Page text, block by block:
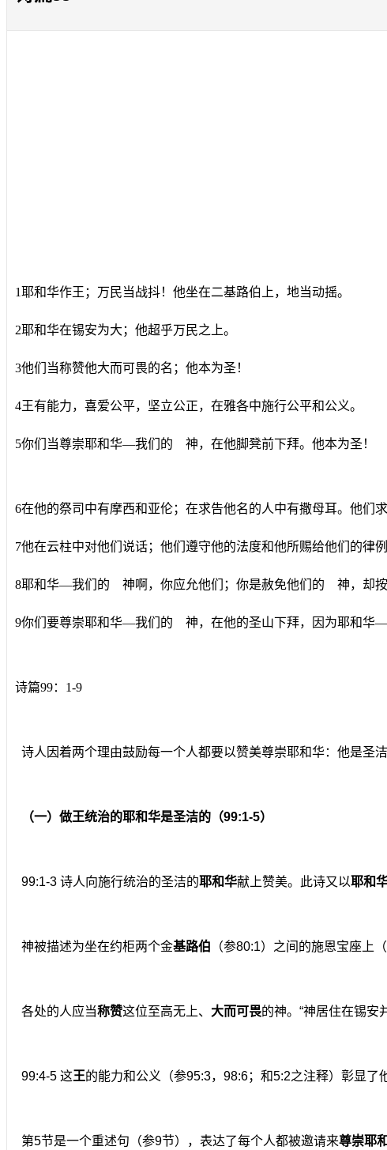
1耶和华作王；万民当战抖！他坐在二基路伯上，地当动摇。
2耶和华在锡安为大；他超乎万民之上。
3他们当称赞他大而可畏的名；他本为圣！
4王有能力，喜爱公平，坚立公正，在雅各中施行公平和公义。
5你们当尊崇耶和华―我们的 神，在他脚凳前下拜。他本为圣！
6在他的祭司中有摩西和亚伦；在求告他名的人中有撒母耳。他们
7他在云柱中对他们说话；他们遵守他的法度和他所赐给他们的律例
8耶和华―我们的 神啊，你应允他们；你是赦免他们的 神，却按
9你们要尊崇耶和华―我们的 神，在他的圣山下拜，因为耶和华
诗篇99：1-9
诗人因着两个理由鼓励每一个人都要以赞美尊崇耶和华：他是圣
（一）做王统治的耶和华是圣洁的（99:1-5）
99:1-3 诗人向施行统治的圣洁的耶和华献上赞美。此诗又以耶和
神被描述为坐在约柜两个金基路伯 （参80:1）之间的施恩宝座上
各处的人应当称赞这位至高无上、 大而可畏的神。“神居住在锡安
99:4-5 这王的能力和公义（参95:3，98:6；和5:2之注释）彰显了
第5节是一个重述句（参9节），表达了每个人都被邀请来尊崇耶